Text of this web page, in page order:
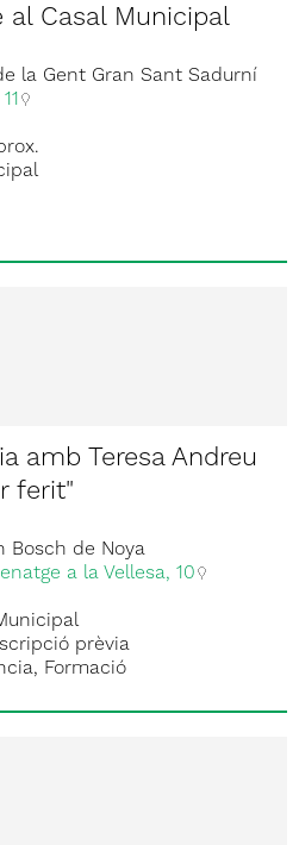
al Casal Municipal
la Gent Gran Sant Sadurní
amb Teresa Andreu
ferit"
Bosch de Noya
a la Vellesa, 10
prèvia
Formació